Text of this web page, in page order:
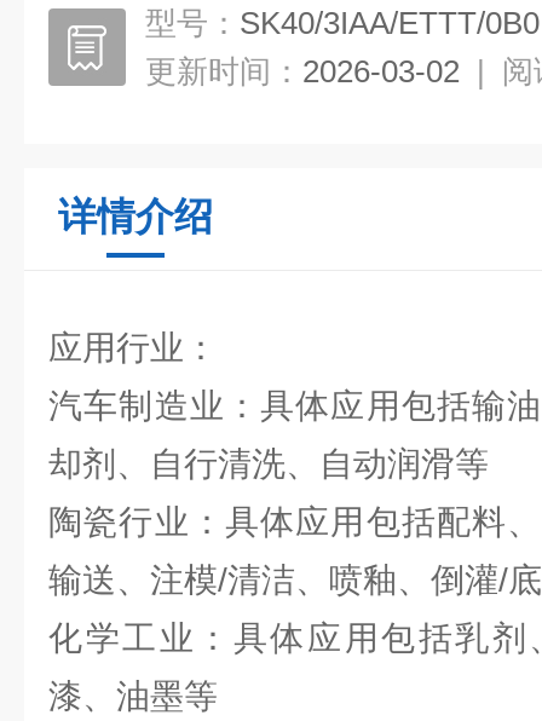
型号： SK40/3IAA/ETTT/0B0
更新时间： 2026-03-02 | 阅
详情介绍
应用行业：
汽车制造业：具体应用包括输
却剂、自行清洗、自动润滑等
陶瓷行业：具体应用包括配料
输送、注模/清洁、喷釉、倒灌/
化学工业：具体应用包括乳剂
漆、油墨等